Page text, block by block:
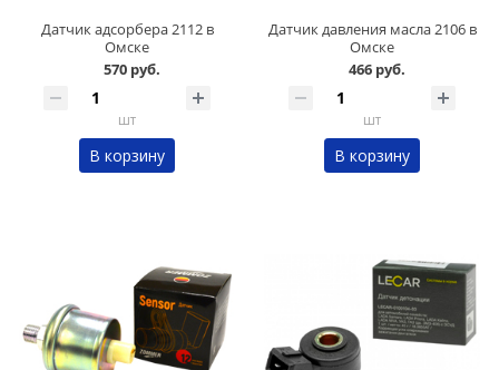
Датчик адсорбера 2112 в
Омске
570 руб.
шт
В корзину
Датчик давления масла 2106 в
Омске
466 руб.
шт
В корзину